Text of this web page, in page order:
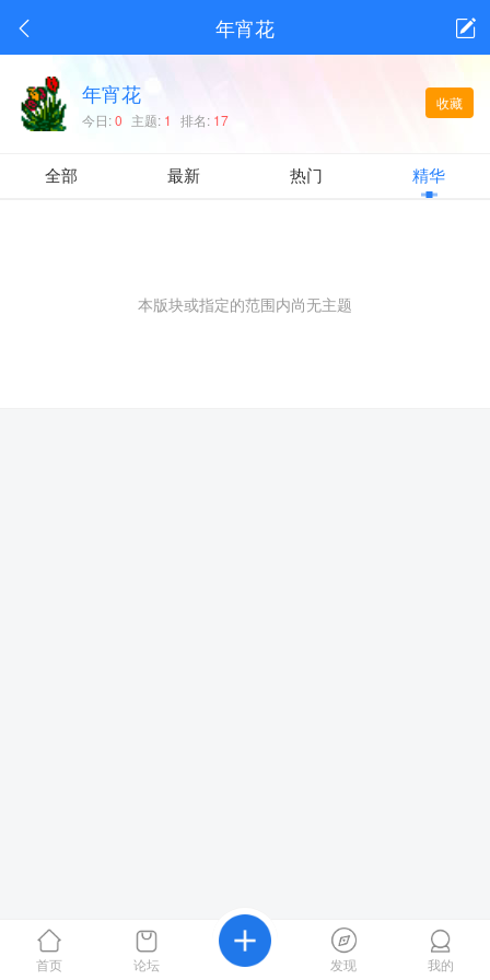
年宵花
收藏
年宵花
今日:0 主题: 1 排名: 17
全部 最新 热门 精华
本版块或指定的范围内尚无主题
首页 论坛 发现 我的